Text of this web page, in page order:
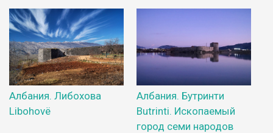
Албания. Либохова
Libohovë
Албания. Бутринти
Butrinti. Ископаемый
город семи народов